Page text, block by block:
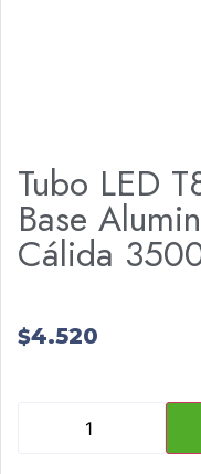
Tubo LED
Base
Cálida
$4.520